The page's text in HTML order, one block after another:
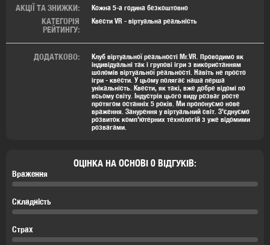
АКЦІЇ ТА ЗНИЖКИ: Кожна 5-а година безкоштовно
КАТЕГОРІЯ
РЕЙТИНГУ:
Квести VR - віртуальна реальність
ОЦІНКА НА ОСНОВІ 0 ВІДГУКІВ:
Враження
Складність
Страх
ДОДАТКОВО:
Клуб віртуальної реальності Mr.VR. Проводимо як
індивідуальні так і групові ігри з використанням
шоломів віртуальної реальності. Навіть не просто
ігри - квести. У цьому полягає наша перша
унікальність. Квести, як такі, вже добре відомі по
всьому світу. Індустрія цього виду розваг росте
протягом останніх 5 років. Ми пропонуємо нове
враження. Занурення у віртуальний світ. З'єднуємо
розвиток комп'ютерних технологій з уже відомими
розвагами.